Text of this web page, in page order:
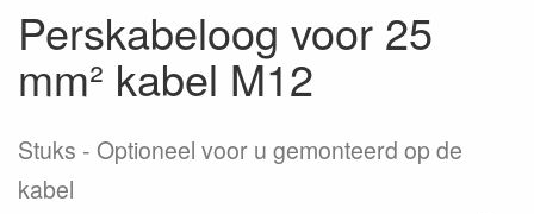
Perskabeloog voor 25
mm² kabel M12
Stuks
Optioneel voor u gemonteerd op de
kabel